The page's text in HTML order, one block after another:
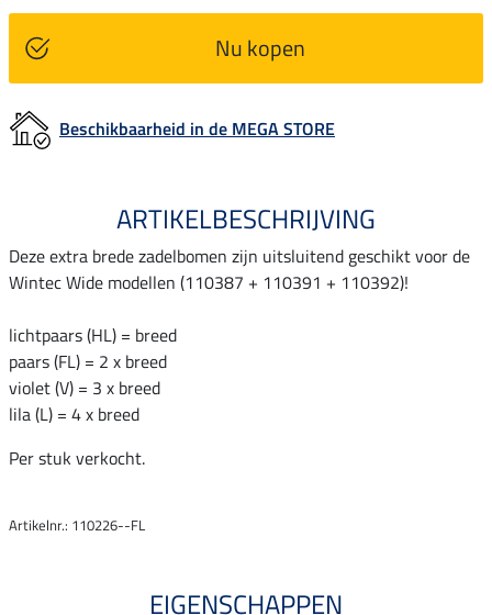
Nu kopen
Beschikbaarheid in de MEGA STORE
ARTIKELBESCHRIJVING
Deze extra brede zadelbomen zijn uitsluitend geschikt voor de
Wintec Wide modellen (110387 + 110391 + 110392)!
lichtpaars (HL) = breed
paars (FL) = 2 x breed
violet (V) = 3 x breed
lila (L) = 4 x breed
Per stuk verkocht.
Artikelnr.: 110226--FL
EIGENSCHAPPEN